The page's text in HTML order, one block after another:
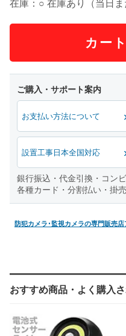
在庫：○ 在庫あり（当日ま
カー
お支払い方法について
設置工事日本全国対応
銀行振込・代金引換・コン
各種カード・分割払い・掛
防犯カメラ･監視カメラの専門販売
おすすめ商品・よく購入